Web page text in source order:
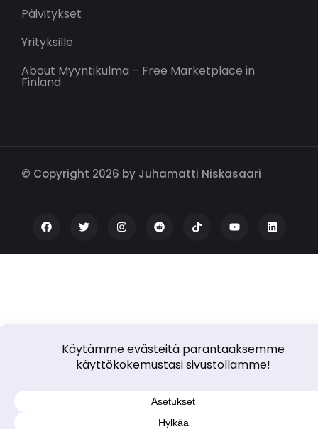
Päivitykset
Yrityksille
About Myyntikulma – Free Marketplace in
Finland
© Copyright 2026 by Juhamatti Niskasaari